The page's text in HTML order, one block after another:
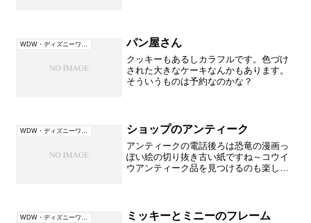
パン屋さん
クッキーもあるしカラフルです。色づけ
された大きなケーキなんかもあります。
そういうものは予約なのかな？
WDW・ディズニーワールド（フロリダ） ショップのアンティーク
アンティークの電話後ろは恐竜の漫画っ
ぽい絵の切り抜き古い紙ですね～コウイ
ウアンティーク品を見つけるのも楽しい
WDW・ディズニーワールド（フロリダ） ミッキーとミニーのフレーム